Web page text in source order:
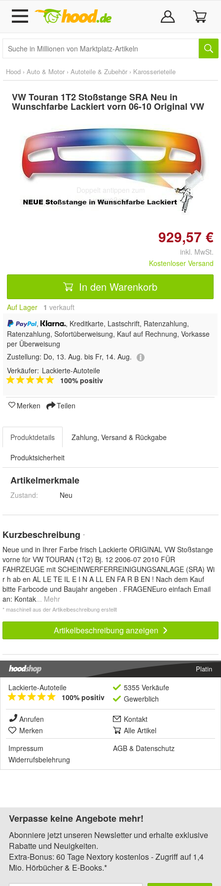
Hood › Auto & Motor › Autoteile & Zubehör › Karosserieteile
VW Touran 1T2 Stoßstange SRA Neu in
Wunschfarbe Lackiert vorn 06-10 Original VW
Doppelt antippen zum
vergrößern
929,57 €
inkl. MwSt.
Kostenloser Versand
In den Warenkorb
Auf Lager 1 verkauft
,
, Kreditkarte, Lastschrift, Ratenzahlung,
Ratenzahlung, Sofortüberweisung, Kauf auf Rechnung, Vorkasse
per Überweisung
Zustellung: Do, 13. Aug. bis Fr, 14. Aug.
Verkäufer: Lackierte-Autoteile
100% positiv
Merken Teilen
Produktdetails Zahlung, Versand & Rückgabe
Produktsicherheit
Artikelmerkmale
Zustand: Neu
Kurzbeschreibung *
Neue und in Ihrer Farbe frisch Lackierte ORIGINAL VW Stoßstange
vorne für VW TOURAN (1T2) Bj. 12 2006-07 2010 FÜR
FAHRZEUGE mit SCHEINWERFERREINIGUNGSANLAGE (SRA) Wi
r h ab en AL LE TE IL E I N A LL EN FA R B EN ! Nach dem Kauf
bitte Farbcode und Baujahr angeben . FRAGENEuro einfach Email
an: Kontak... Mehr
* maschinell aus der Artikelbeschreibung erstellt
Artikelbeschreibung anzeigen
Platin
Lackierte-Autoteile
100% positiv
5355 Verkäufe
Gewerblich
Anrufen
Kontakt
Merken
Alle Artikel
Impressum
AGB & Datenschutz
Widerrufsbelehrung
Verpasse keine Angebote mehr!
Abonniere jetzt unseren Newsletter und erhalte exklusive
Rabatte und Neuigkeiten.
Extra-Bonus: 60 Tage Nextory kostenlos - Zugriff auf 1,4
Mio. Hörbücher & E-Books.*